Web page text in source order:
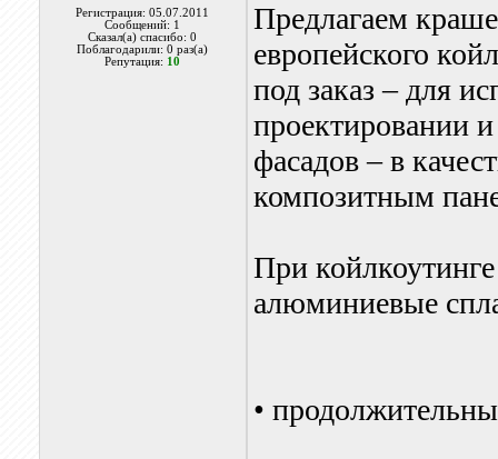
Регистрация: 05.07.2011
Сообщений: 1
Сказал(а) спасибо: 0
Поблагодарили: 0 раз(а)
Репутация: 10
Предлагаем
европейского
под заказ – для
проектировании
фасадов – в
композитным
При
алюминиевые
•